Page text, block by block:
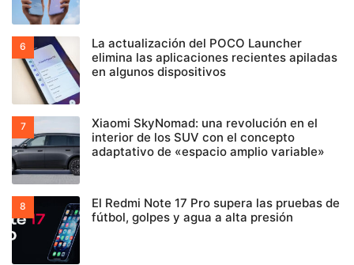
La actualización del POCO Launcher
elimina las aplicaciones recientes apiladas
en algunos dispositivos
Xiaomi SkyNomad: una revolución en el
interior de los SUV con el concepto
adaptativo de «espacio amplio variable»
El Redmi Note 17 Pro supera las pruebas de
fútbol, golpes y agua a alta presión